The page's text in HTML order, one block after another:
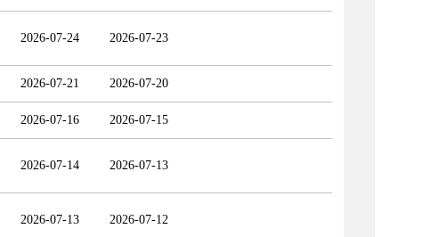
2026-07-24 2026-07-23
2026-07-21 2026-07-20
2026-07-16 2026-07-15
2026-07-14 2026-07-13
2026-07-13 2026-07-12